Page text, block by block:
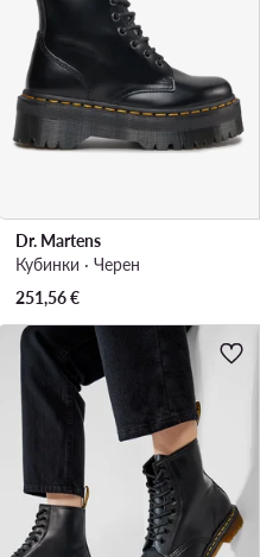
Dr. Martens
Кубинки · Черен
251,56€